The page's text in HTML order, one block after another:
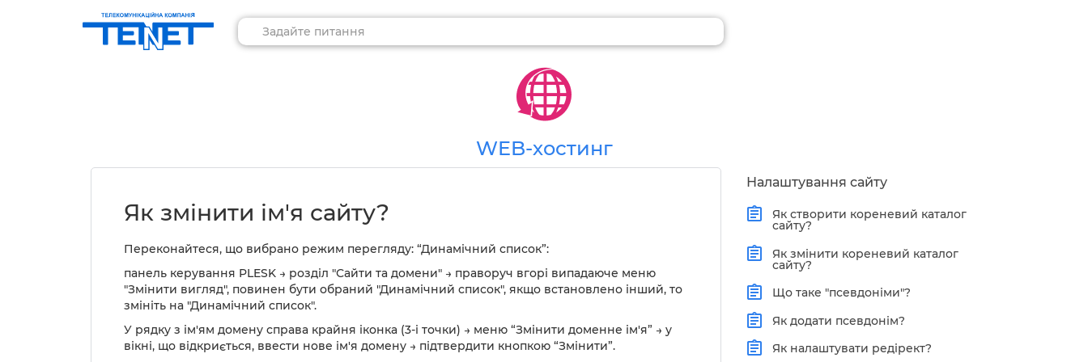
WEB-хостинг
Як змінити ім'я сайту?
Переконайтеся, що вибрано режим перегляду: “Динамічний список”:
панель керування PLESK → розділ "Сайти та домени" → праворуч вгорі випадаюче меню
"Змінити вигляд", повинен бути обраний "Динамічний список", якщо встановлено інший, то
змініть на "Динамічний список".
У рядку з ім'ям домену справа крайня іконка (3-і точки) → меню “Змінити доменне ім'я” → у
вікні, що відкриється, ввести нове ім'я домену → підтвердити кнопкою “Змінити”.
Налаштування сайту
Як створити кореневий каталог
сайту?
Як змінити кореневий каталог
сайту?
Що таке "псевдоніми"?
Як додати псевдонім?
Як налаштувати редірект?